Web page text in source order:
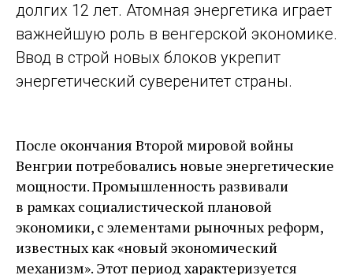
долгих 12 лет. Атомная энергетика играет
важнейшую роль в венгерской экономике.
Ввод в строй новых блоков укрепит
энергетический суверенитет страны.
После окончания Второй мировой вой­ны
Венгрии потребовались новые энергетические
мощности. Промышленность развивали
в рамках социалистической плановой
экономики, с элементами рыночных реформ,
известных как «новый экономический
механизм». Этот период характеризуется